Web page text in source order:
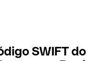
SWIFT do